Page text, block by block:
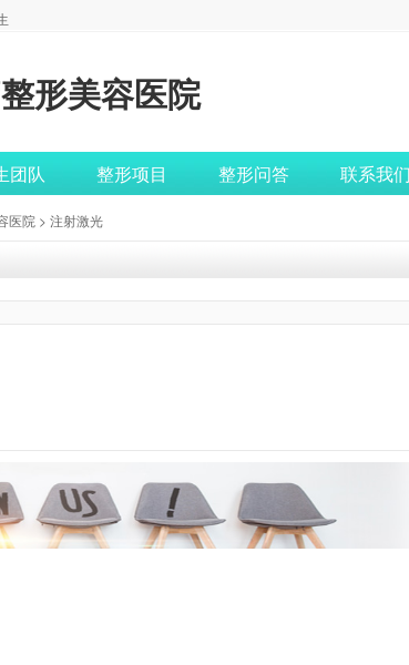
形美容医院
团队 整形项目 整形问答 联系我们
医院 > 注射激光